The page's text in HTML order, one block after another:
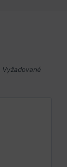
Vyžadované